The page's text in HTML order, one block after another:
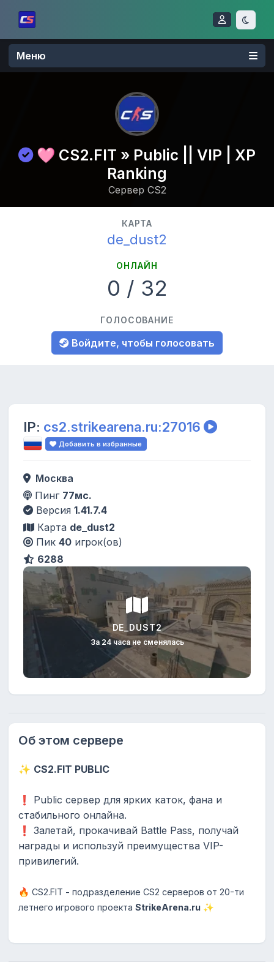
Меню
🩷 CS2.FIT » Public || VIP | XP
Ranking
Сервер CS2
КАРТА
de_dust2
ОНЛАЙН
0 / 32
ГОЛОСОВАНИЕ
Войдите, чтобы голосовать
IP: cs2.strikearena.ru:27016
Добавить в избранные
Москва
Пинг 77мс.
Версия 1.41.7.4
Карта de_dust2
Пик 40 игрок(ов)
6288
DE_DUST2
За 24 часа не сменялась
Об этом сервере
✨ CS2.FIT PUBLIC
❗️ Public сервер для ярких каток, фана и
стабильного онлайна.
❗️ Залетай, прокачивай Battle Pass, получай
награды и используй преимущества VIP-
привилегий.
🔥 CS2.FIT - подразделение CS2 серверов от 20-ти
летнего игрового проекта StrikeArena.ru ✨